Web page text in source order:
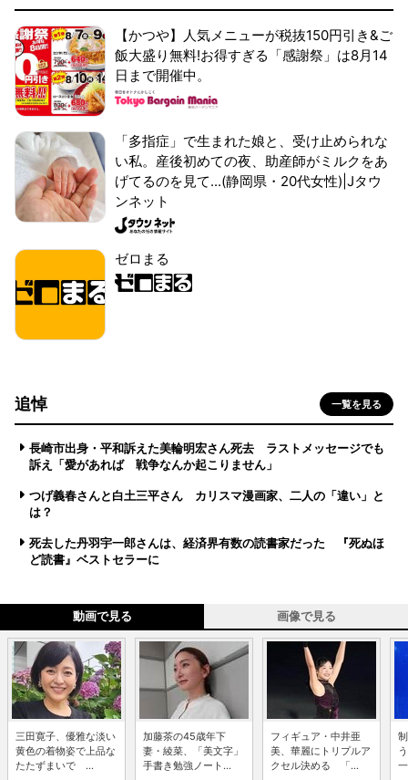
【かつや】人気メニューが税抜150円引き&ご
飯大盛り無料!お得すぎる「感謝祭」は8月14
日まで開催中。
「多指症」で生まれた娘と、受け止められな
い私。産後初めての夜、助産師がミルクをあ
げてるのを見て...(静岡県・20代女性)|Jタウ
ンネット
ゼロまる
追悼 一覧を見る
長崎市出身・平和訴えた美輪明宏さん死去 ラストメッセージでも
訴え「愛があれば 戦争なんか起こりません」
つげ義春さんと白土三平さん カリスマ漫画家、二人の「違い」と
は？
死去した丹羽宇一郎さんは、経済界有数の読書家だった 『死ぬほ
ど読書』ベストセラーに
動画で見る 画像で見る
三田寛子、優雅な淡い
黄色の着物姿で上品な
たたずまいで ...
加藤茶の45歳年下
妻・綾菜、「美文字」
手書き勉強ノート...
フィギュア・中井亜
美、華麗にトリプルア
クセル決める 「...